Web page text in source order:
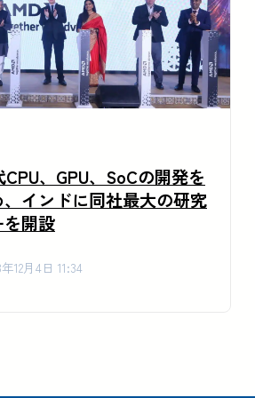
、GPU、SoCの開発を
インドに同社最大の研究
開設
年12月4日 11:34